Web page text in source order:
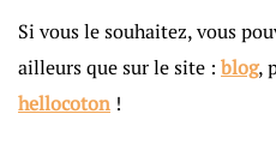
Si vous le souhaitez, vous
ailleurs que sur le site : blog,
hellocoton !